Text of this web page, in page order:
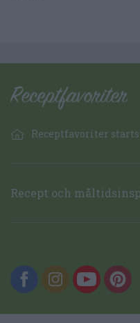
Receptfavoriter
Recept och